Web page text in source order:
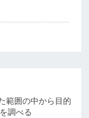
範囲の中から目的
調べる